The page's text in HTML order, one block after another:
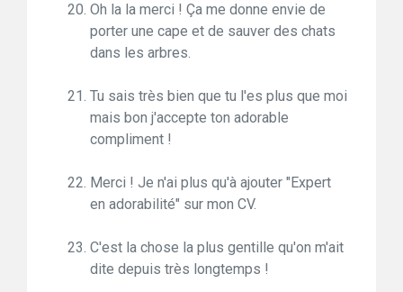
Oh la la merci ! Ça me donne envie de
porter une cape et de sauver des chats
dans les arbres.
Tu sais très bien que tu l'es plus que moi
mais bon j'accepte ton adorable
compliment !
Merci ! Je n'ai plus qu'à ajouter "Expert
en adorabilité" sur mon CV.
C'est la chose la plus gentille qu'on m'ait
dite depuis très longtemps !